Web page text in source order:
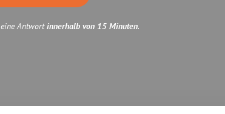
Antwortinnerhalb von 15 Minuten.